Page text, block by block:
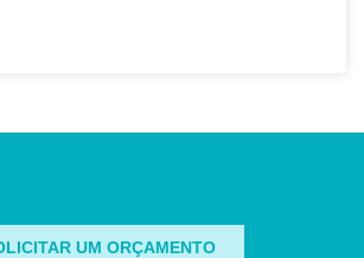
UM ORÇAMENTO